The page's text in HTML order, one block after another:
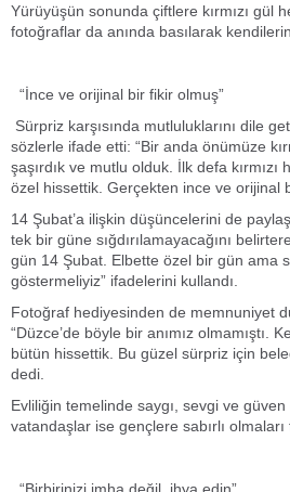
Yürüyüşün sonunda çiftlere kırmızı gül
fotoğraflar da anında basılarak
“İnce ve orijinal bir fikir olmuş”
Sürpriz karşısında mutluluklarını dile
sözlerle ifade etti: “Bir anda önümüze
şaşırdık ve mutlu olduk. İlk defa
özel hissettik. Gerçekten ince ve orijinal
14 Şubat’a ilişkin düşüncelerini de
tek bir güne sığdırılamayacağını
gün 14 Şubat. Elbette özel bir gün ama
göstermeliyiz” ifadelerini kullandı.
Fotoğraf hediyesinden de memnuniyet
“Düzce’de böyle bir anımız olmamıştı.
bütün hissettik. Bu güzel sürpriz için
dedi.
Evliliğin temelinde saygı, sevgi ve
vatandaşlar ise gençlere sabırlı